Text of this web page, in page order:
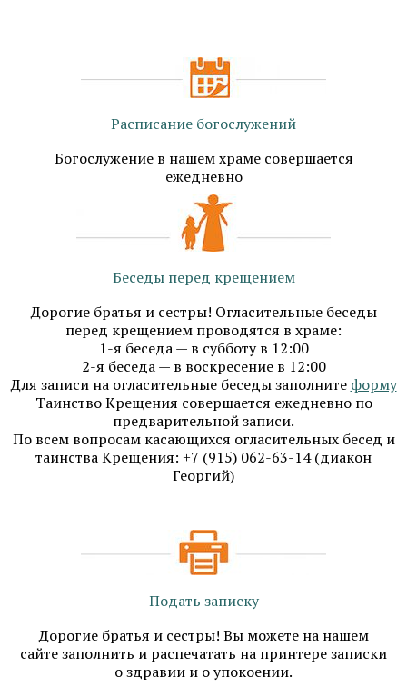
Расписание богослужений
Богослужение в нашем храме совершается
ежедневно​
Беседы перед крещением
Дорогие братья и сестры! Огласительные беседы
перед крещением проводятся в храме:
1-я беседа — в субботу в 12:00
2-я беседа — в воскресение в 12:00
Для записи на огласительные беседы заполните форму
Таинство Крещения совершается ежедневно по
предварительной записи.
По всем вопросам касающихся огласительных бесед и
таинства Крещения: ‭+7 (915) 062-63-14 (диакон
Георгий)
Подать записку
Дорогие братья и сестры! Вы можете на нашем
сайте заполнить и распечатать на принтере записки
о здравии и о упокоении.